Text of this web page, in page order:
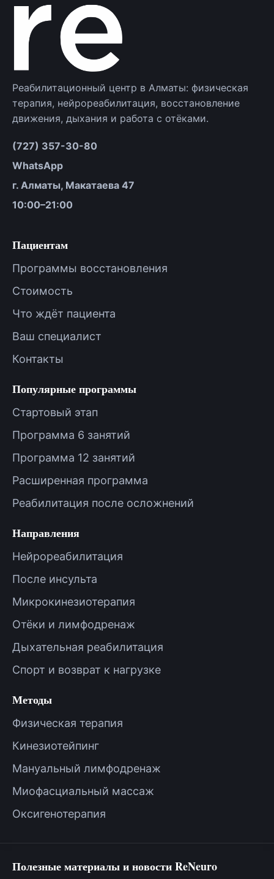
Реабилитационный центр в Алматы: физическая
терапия, нейрореабилитация, восстановление
движения, дыхания и работа с отёками.
(727) 357-30-80
WhatsApp
г. Алматы, Макатаева 47
10:00–21:00
Пациентам
Программы восстановления
Стоимость
Что ждёт пациента
Ваш специалист
Контакты
Популярные программы
Стартовый этап
Программа 6 занятий
Программа 12 занятий
Расширенная программа
Реабилитация после осложнений
Направления
Нейрореабилитация
После инсульта
Микрокинезиотерапия
Отёки и лимфодренаж
Дыхательная реабилитация
Спорт и возврат к нагрузке
Методы
Физическая терапия
Кинезиотейпинг
Мануальный лимфодренаж
Миофасциальный массаж
Оксигенотерапия
Полезные материалы и новости ReNeuro